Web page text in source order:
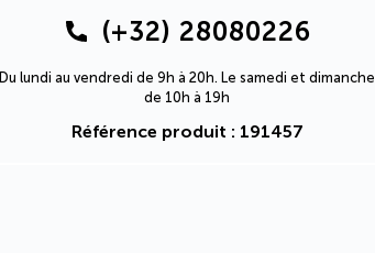
(+32) 28080226
Du lundi au vendredi de 9h à 20h. Le samedi et dimanche
de 10h à 19h
Référence produit : 191457